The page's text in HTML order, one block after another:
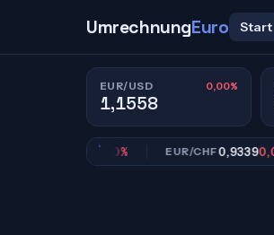
UmrechnungEuro Start
EUR/USD 0,00%
1,1558
EUR/CHF0,93390,00%